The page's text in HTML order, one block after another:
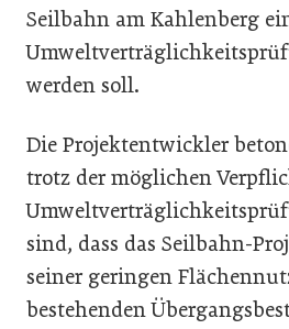
Seilbahn am Kahlenberg
werden soll.
Die Projektentwickler
trotz der möglichen
sind, dass das Seilbahn-
seiner geringen
bestehenden